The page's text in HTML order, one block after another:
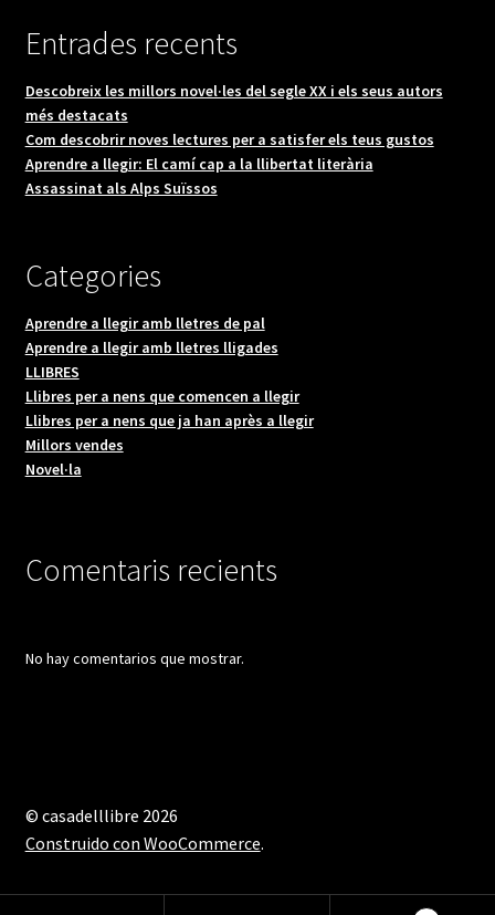
Entrades recents
Descobreix les millors novel·les del segle XX i els seus autors
més destacats
Com descobrir noves lectures per a satisfer els teus gustos
Aprendre a llegir: El camí cap a la llibertat literària
Assassinat als Alps Suïssos
Categories
Aprendre a llegir amb lletres de pal
Aprendre a llegir amb lletres lligades
LLIBRES
Llibres per a nens que comencen a llegir
Llibres per a nens que ja han après a llegir
Millors vendes
Novel·la
Comentaris recients
No hay comentarios que mostrar.
© casadelllibre 2026
Construido con WooCommerce.